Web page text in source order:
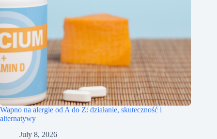
Wapno na alergie od A do Z: działanie, skuteczność i
alternatywy
July 8, 2026